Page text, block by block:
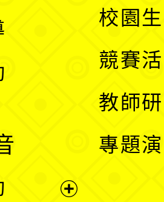
校園
競賽
教師
專題